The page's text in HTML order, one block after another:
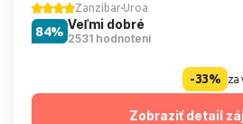
Zanzibar Uroa
Veľmi dobré
2531 hodnotení
84%
-33% za
Zobraziť detail